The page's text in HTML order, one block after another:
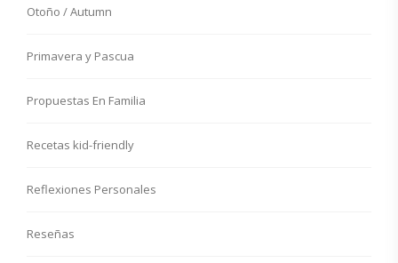
Otoño / Autumn
Primavera y Pascua
Propuestas En Familia
Recetas kid-friendly
Reflexiones Personales
Reseñas